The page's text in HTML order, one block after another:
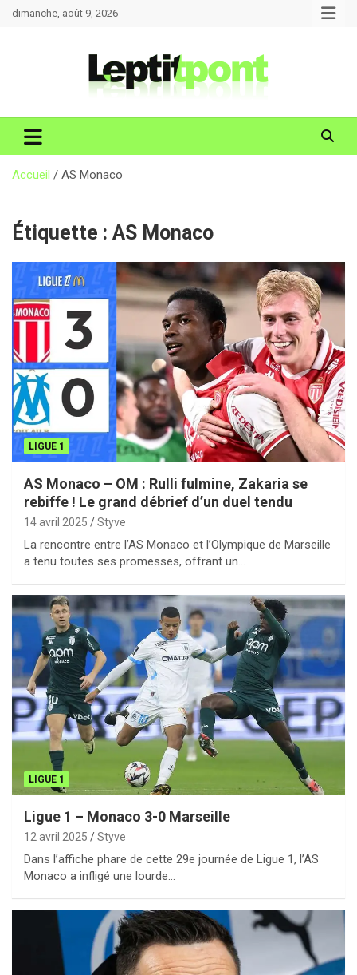
Allerdimanche, août 9, 2026
Accueil AS Monaco
Étiquette : AS Monaco
LIGUE 1
AS Monaco – OM : Rulli fulmine, Zakaria se
rebiffe ! Le grand débrief d’un duel tendu
14 avril 2025 Styve
La rencontre entre l’AS Monaco et l’Olympique de Marseille
a tenu toutes ses promesses, offrant un…
LIGUE 1
Ligue 1 – Monaco 3-0 Marseille
12 avril 2025 Styve
Dans l’affiche phare de cette 29e journée de Ligue 1, l’AS
Monaco a infligé une lourde…